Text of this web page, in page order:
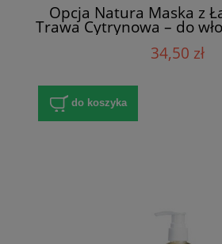
Opcja Natura Maska z
Trawa Cytrynowa – do
matowych (200
34,50 zł
do koszyka